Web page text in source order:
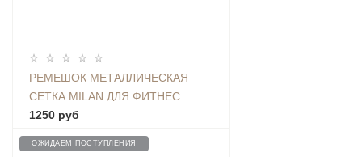
РЕМЕШОК МЕТАЛЛИЧЕСКАЯ
СЕТКА MILAN ДЛЯ ФИТНЕС
ТРЕКЕРА BAND 4, ЗОЛОТИСТЫЙ
1250 руб
ОЖИДАЕМ ПОСТУПЛЕНИЯ